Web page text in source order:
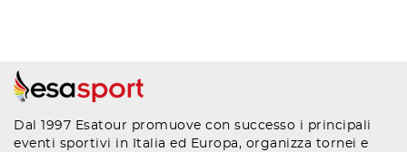
Dal 1997 Esatour promuove con successo i principali
eventi sportivi in Italia ed Europa, organizza tornei e